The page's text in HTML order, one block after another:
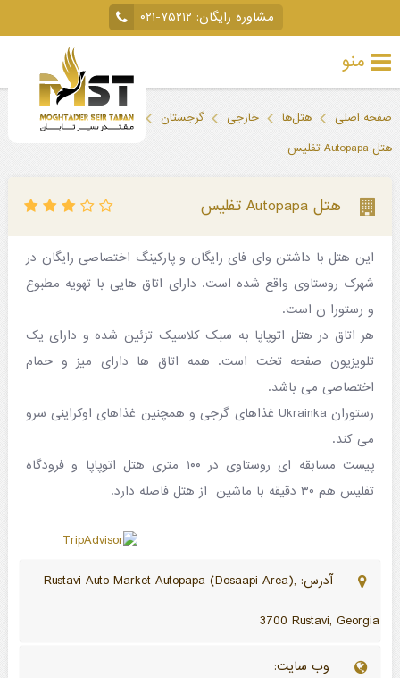
مشاوره رایگان: ۰۲۱-۷۵۲۱۲
منو
داخلی
لحظه
آخری
جاذبه‌های
گردشگری
صفحه اصلی هتل‌ها خارجی گرجستان
تفلیس
هتل Autopapa تفلیس
هتل Autopapa تفلیس
این هتل با داشتن وای فای رایگان و پارکینگ اختصاصی رایگان در
شهرک روستاوی واقع شده است. دارای اتاق هایی با تهویه مطبوع
و رستورا ن است.
هر اتاق در هتل اتوپاپا به سبک کلاسیک تزئین شده و دارای یک
تلویزیون صفحه تخت است. همه اتاق ها دارای میز و حمام
اختصاصی می باشد.
رستوران Ukrainka غذاهای گرجی و همچنین غذاهای اوکراینی سرو
می کند.
پیست مسابقه ای روستاوی در ۱۰۰ متری هتل اتوپاپا و فرودگاه
تفلیس هم ۳۰ دقیقه با ماشین از هتل فاصله دارد.
آدرس: Rustavi Auto Market Autopapa (Dosaapi Area),
3700 Rustavi, Georgia
وب سایت: